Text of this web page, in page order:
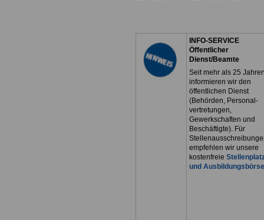
INFO-SERVICE
Öffentlicher
Dienst/Beamte
Seit mehr als 25
informieren wir den
öffentlichen Dienst
(Behörden, Personal-
vertretungen,
Gewerkschaften und
Beschäftigte). Für
empfehlen wir unsere
kostenfreie
und Ausbildungsbörse